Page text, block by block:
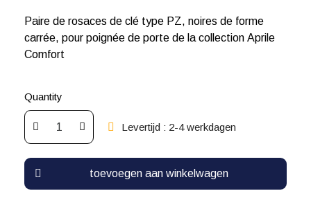
Paire de rosaces de clé type PZ, noires de forme
carrée, pour poignée de porte de la collection Aprile
Comfort
Quantity
Levertijd : 2-4 werkdagen
toevoegen aan winkelwagen